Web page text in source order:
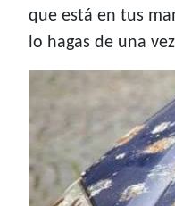
que está en tus
lo hagas de una